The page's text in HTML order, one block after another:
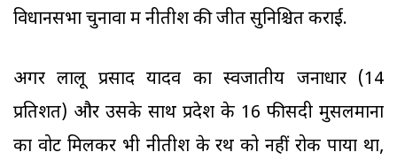
विधानसभा चुनावों में नीतीश की जीत सुनिश्चित कराई.
अगर लालू प्रसाद यादव का स्वजातीय जनाधार (14
प्रतिशत) और उसके साथ प्रदेश के 16 फीसदी मुसलमानों
का वोट मिलकर भी नीतीश के रथ को नहीं रोक पाया था,